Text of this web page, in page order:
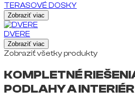
TERASOVÉ DOSKY
Zobraziť viac
DVERE
Zobraziť viac
Zobraziť všetky produkty
KOMPLETNÉ
PODLAHY A INTERIÉR